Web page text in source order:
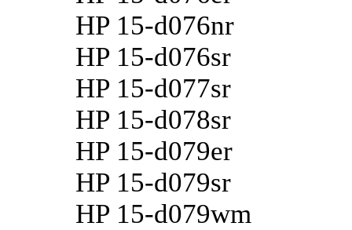
HP 15-d076nr
HP 15-d076sr
HP 15-d077sr
HP 15-d078sr
HP 15-d079er
HP 15-d079sr
HP 15-d079wm